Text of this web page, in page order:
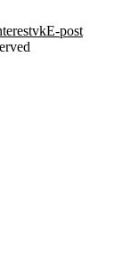
vkE-post